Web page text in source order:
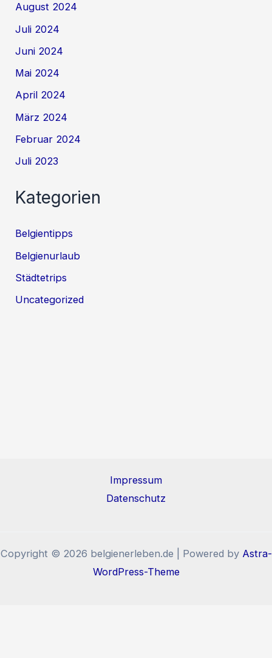
August 2024
Juli 2024
Juni 2024
Mai 2024
April 2024
März 2024
Februar 2024
Juli 2023
Kategorien
Belgientipps
Belgienurlaub
Städtetrips
Uncategorized
Impressum
Datenschutz
Copyright © 2026 belgienerleben.de | Powered by Astra-
WordPress-Theme